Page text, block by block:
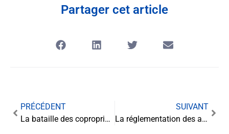
Partager cet article
PRÉCÉDENT
La bataille des copropriétés contre les locations touristiques
SUIVANT
La réglementation des autorisations administratives : un cadre juridique complexe